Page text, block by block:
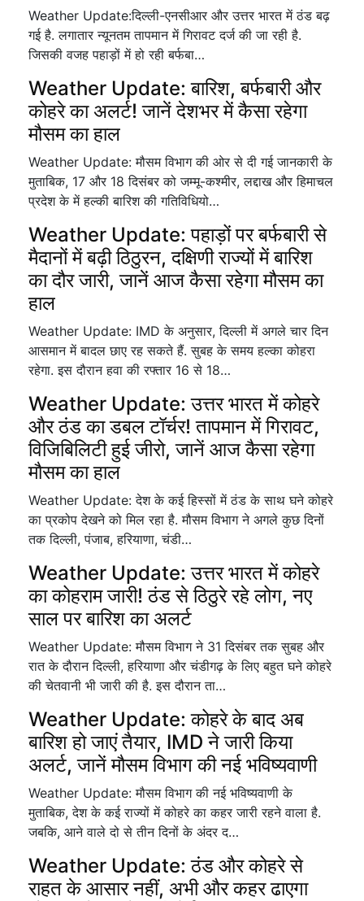
Weather Update:दिल्ली-एनसीआर और उत्तर भारत में ठंड बढ़
गई है. लगातार न्यूनतम तापमान में गिरावट दर्ज की जा रही है.
जिसकी वजह पहाड़ों में हो रही बर्फबा…
Weather Update: बारिश, बर्फबारी और
कोहरे का अलर्ट! जानें देशभर में कैसा रहेगा
मौसम का हाल
Weather Update: मौसम विभाग की ओर से दी गई जानकारी के
मुताबिक, 17 और 18 दिसंबर को जम्मू-कश्मीर, लद्दाख और हिमाचल
प्रदेश के में हल्की बारिश की गतिविधियो…
Weather Update: पहाड़ों पर बर्फबारी से
मैदानों में बढ़ी ठिठुरन, दक्षिणी राज्यों में बारिश
का दौर जारी, जानें आज कैसा रहेगा मौसम का
हाल
Weather Update: IMD के अनुसार, दिल्ली में अगले चार दिन
आसमान में बादल छाए रह सकते हैं. सुबह के समय हल्का कोहरा
रहेगा. इस दौरान हवा की रफ्तार 16 से 18…
Weather Update: उत्तर भारत में कोहरे
और ठंड का डबल टॉर्चर! तापमान में गिरावट,
विजिबिलिटी हुई जीरो, जानें आज कैसा रहेगा
मौसम का हाल
Weather Update: देश के कई हिस्सों में ठंड के साथ घने कोहरे
का प्रकोप देखने को मिल रहा है. मौसम विभाग ने अगले कुछ दिनों
तक दिल्ली, पंजाब, हरियाणा, चंडी…
Weather Update: उत्तर भारत में कोहरे
का कोहराम जारी! ठंड से ठिठुरे रहे लोग, नए
साल पर बारिश का अलर्ट
Weather Update: मौसम विभाग ने 31 दिसंबर तक सुबह और
रात के दौरान दिल्ली, हरियाणा और चंडीगढ़ के लिए बहुत घने कोहरे
की चेतवानी भी जारी की है. इस दौरान ता…
Weather Update: कोहरे के बाद अब
बारिश हो जाएं तैयार, IMD ने जारी किया
अलर्ट, जानें मौसम विभाग की नई भविष्यवाणी
Weather Update: मौसम विभाग की नई भविष्यवाणी के
मुताबिक, देश के कई राज्यों में कोहरे का कहर जारी रहने वाला है.
जबकि, आने वाले दो से तीन दिनों के अंदर द…
Weather Update: ठंड और कोहरे से
राहत के आसार नहीं, अभी और कहर ढाएगा